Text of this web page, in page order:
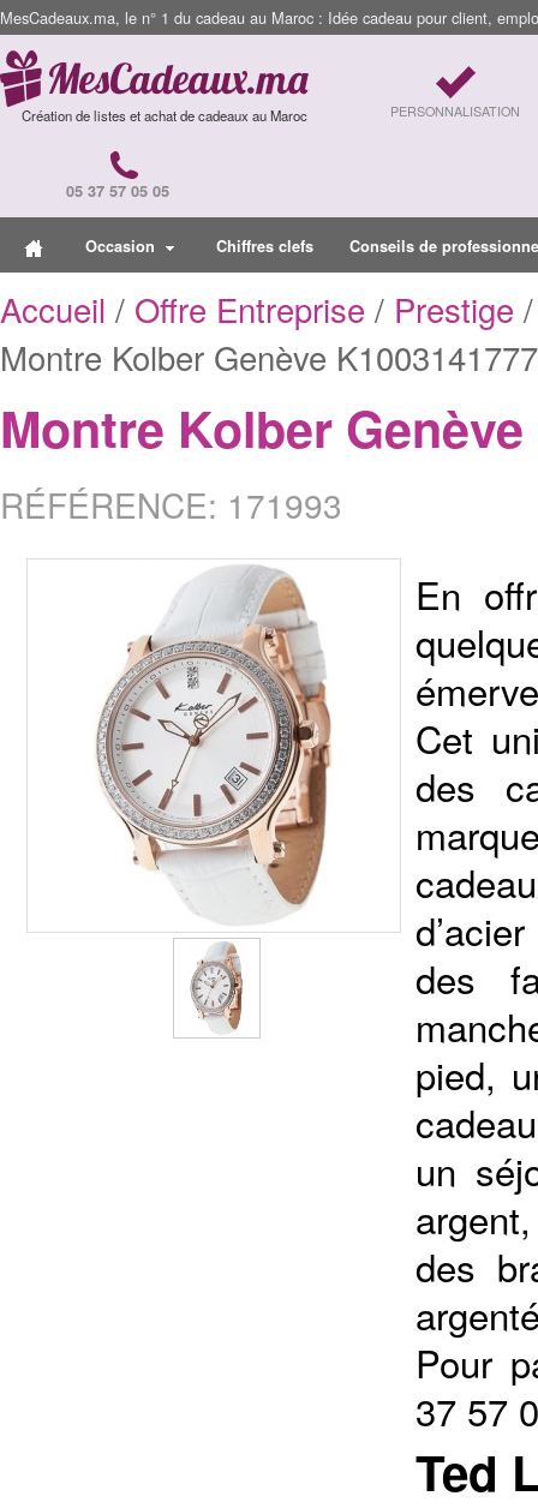
MesCadeaux.ma, le n° 1 du cadeau au Maroc : Idée cadeau pour client,
Création de listes et achat de cadeaux au Maroc PERSONNALISATION
05 37 57 05 05
Occasion Chiffres clefs Conseils de
Accueil / Offre Entreprise / Prestige
Montre Kolber Genève K1003141777
Montre Kolber Genève
RÉFÉRENCE: 171993
En
Cet
des
des
pied,
un
des
Pour
37 57
Ted